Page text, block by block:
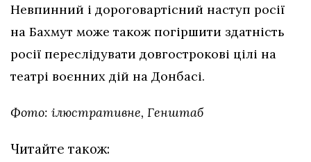
Невпинний і дороговартісний наступ росії
на Бахмут може також погіршити здатність
росії переслідувати довгострокові цілі на
театрі воєнних дій на Донбасі.
Фото: ілюстративне, Генштаб
Читайте також: